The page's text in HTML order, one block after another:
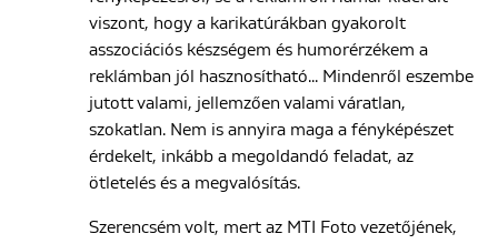
viszont, hogy a karikatúrákban gyakorolt
asszociációs készségem és humorérzékem a
reklámban jól hasznosítható... Mindenről eszembe
jutott valami, jellemzően valami váratlan,
szokatlan. Nem is annyira maga a fényképészet
érdekelt, inkább a megoldandó feladat, az
ötletelés és a megvalósítás.
Szerencsém volt, mert az MTI Foto vezetőjének,